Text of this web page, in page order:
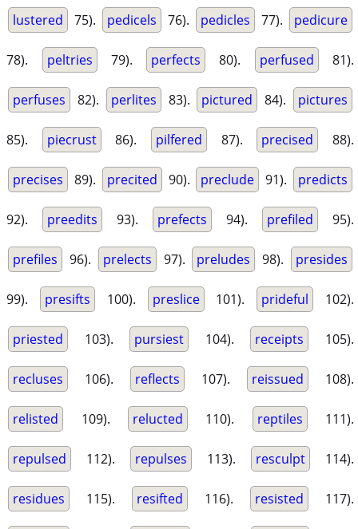
lustered 75). pedicels 76). pedicles 77). pedicure
78). peltries 79). perfects 80). perfused 81).
perfuses 82). perlites 83). pictured 84). pictures
85). piecrust 86). pilfered 87). precised 88).
precises 89). precited 90). preclude 91). predicts
92). preedits 93). prefects 94). prefiled 95).
prefiles 96). prelects 97). preludes 98). presides
99). presifts 100). preslice 101). prideful 102).
priested 103). pursiest 104). receipts 105).
recluses 106). reflects 107). reissued 108).
relisted 109). relucted 110). reptiles 111).
repulsed 112). repulses 113). resculpt 114).
residues 115). resifted 116). resisted 117).